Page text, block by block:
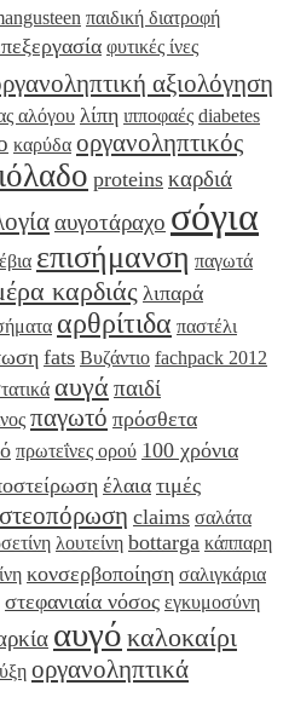
παιδική διατροφή
φυτικές ίνες
αξιολόγηση
αλόγου λίπη ιπποφαές diabetes
καρύδα οργανοληπτικός
proteins καρδιά
αυγοτάραχο σόγια
επισήμανση παγωτά
καρδιάς λιπαρά
αρθρίτιδα παστέλι
fats Βυζάντιο fachpack 2012
αυγά παιδί
παγωτό πρόσθετα
πρωτεΐνες ορού 100 χρόνια
έλαια τιμές
claims σαλάτα
λουτείνη bottarga κάππαρη
κονσερβοποίηση σαλιγκάρια
στεφανιαία νόσος εγκυμοσύνη
αυγό καλοκαίρι
οργανοληπτικά